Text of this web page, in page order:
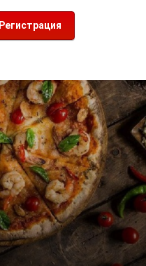
Регистрация